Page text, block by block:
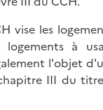
vise les
à
l'objet
III du